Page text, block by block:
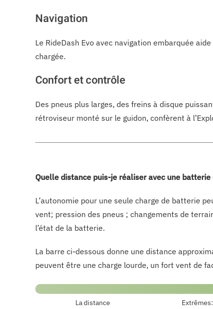
Navigation
Le RideDash Evo avec navigation embarquée
chargée.
Confort et contrôle
Des pneus plus larges, des freins à disque
rétroviseur monté sur le guidon, confèrent à
Quelle distance puis-je réaliser avec une batterie
L’autonomie pour une seule charge de batterie
vent; pression des pneus ; changements de
l’état de la batterie.
La barre ci-dessous donne une distance
peuvent être une charge lourde, un fort vent de
La distance Extrêmes: